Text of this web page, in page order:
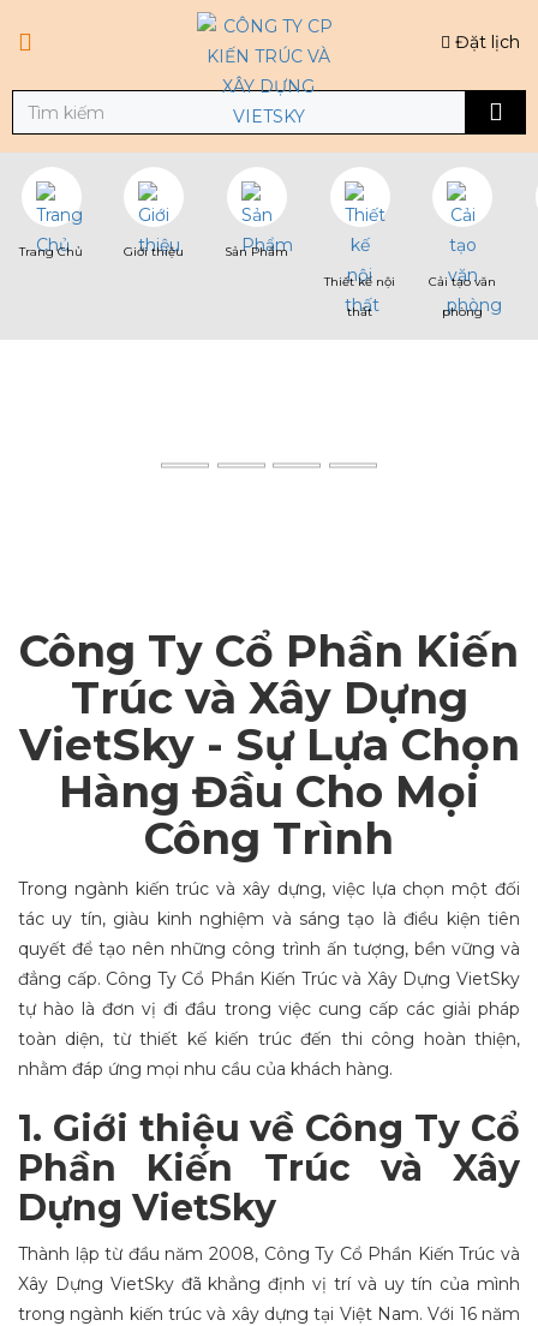
Đặt lịch
Trang Chủ Giới thiệu
Sản Phẩm
Thiết kế nội
thất
Cải tạo văn
phòng
Công Ty Cổ Phần Kiến
Trúc và Xây Dựng
VietSky - Sự Lựa Chọn
Hàng Đầu Cho Mọi
Công Trình
Trong ngành kiến trúc và xây dựng, việc lựa chọn một đối
tác uy tín, giàu kinh nghiệm và sáng tạo là điều kiện tiên
quyết để tạo nên những công trình ấn tượng, bền vững và
đẳng cấp. Công Ty Cổ Phần Kiến Trúc và Xây Dựng VietSky
tự hào là đơn vị đi đầu trong việc cung cấp các giải pháp
toàn diện, từ thiết kế kiến trúc đến thi công hoàn thiện,
nhằm đáp ứng mọi nhu cầu của khách hàng.
1. Giới thiệu về Công Ty Cổ
Phần Kiến Trúc và Xây
Dựng VietSky
Thành lập từ đầu năm 2008, Công Ty Cổ Phần Kiến Trúc và
Xây Dựng VietSky đã khẳng định vị trí và uy tín của mình
trong ngành kiến trúc và xây dựng tại Việt Nam. Với 16 năm